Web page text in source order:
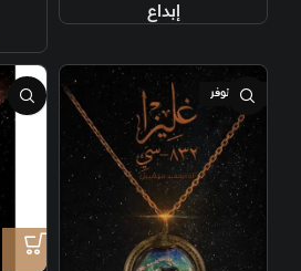
إبداع
غير متوفر